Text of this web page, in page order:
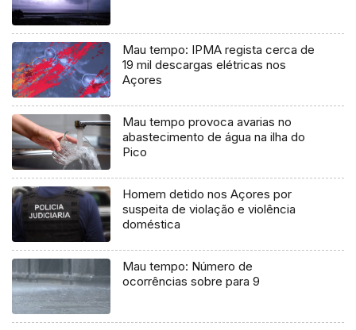
Mau tempo: IPMA regista cerca de
19 mil descargas elétricas nos
Açores
Mau tempo provoca avarias no
abastecimento de água na ilha do
Pico
Homem detido nos Açores por
suspeita de violação e violência
doméstica
Mau tempo: Número de
ocorrências sobre para 9